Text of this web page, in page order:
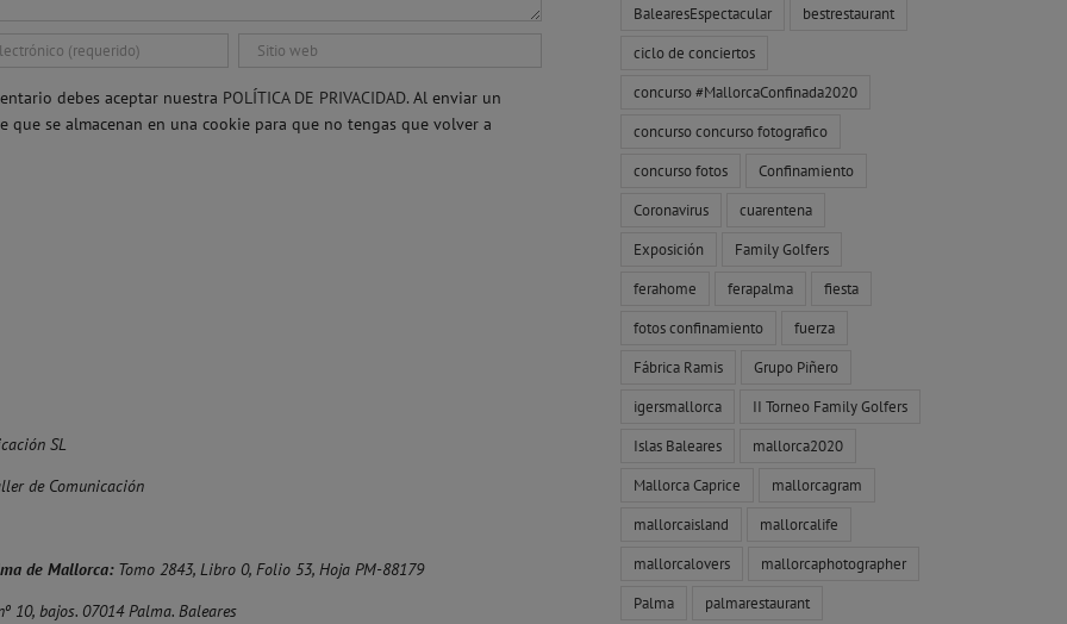
debes aceptar nuestra POLÍTICA DE PRIVACIDAD.Al enviar un
se almacenan en una cookie para que no tengas que volver a
SL
de Comunicación
de Mallorca: Tomo 2843, Libro 0, Folio 53, Hoja PM-88179
10, bajos. 07014 Palma. Baleares
BalearesEspectacular bestrestaurant
ciclo de conciertos
concurso #MallorcaConfinada2020
concurso concurso fotografico
concurso fotos Confinamiento
Coronavirus cuarentena
Exposición Family Golfers
ferahome ferapalma fiesta
fotos confinamiento fuerza
Fábrica Ramis Grupo Piñero
igersmallorca II Torneo Family Golfers
Islas Baleares mallorca2020
Mallorca Caprice mallorcagram
mallorcaisland mallorcalife
mallorcalovers mallorcaphotographer
Palma palmarestaurant